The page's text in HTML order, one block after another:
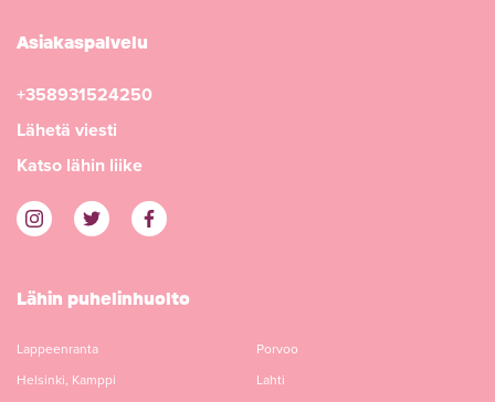
Asiakaspalvelu
+358931524250
Lähetä viesti
Katso lähin liike
Lähin puhelinhuolto
Lappeenranta
Helsinki, Kamppi
Porvoo
Lahti